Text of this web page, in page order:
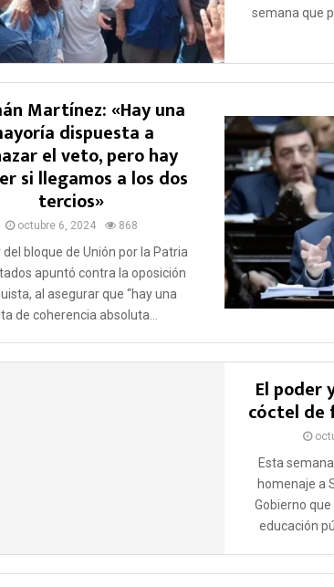
semana que
Martínez: «Hay una
dispuesta a
el veto, pero hay
si llegamos a los dos
tercios»
octubre 6, 2024 868
del bloque de Unión por la Patria
apuntó contra la oposición
al asegurar que “hay una
de coherencia absoluta...
El poder
cóctel de
Esta
homenaje a
Gobierno
educación